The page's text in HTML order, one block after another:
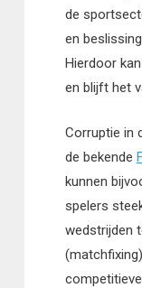
de
en
Hierdoor
en blijft het
Corruptie in
de bekende
kunnen
spelers
wedstrijden